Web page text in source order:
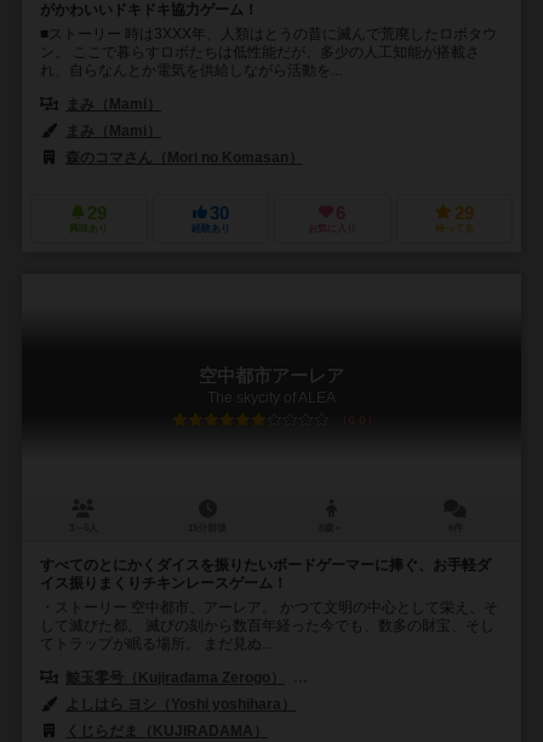
がかわいいドキドキ協力ゲーム！
■ストーリー 時は3XXX年、人類はとうの昔に滅んで荒廃したロボタウ
ン。 ここで暮らすロボたちは低性能だが、多少の人工知能が搭載さ
れ、自らなんとか電気を供給しながら活動を...
まみ（Mami）
まみ（Mami）
森のコマさん（Mori no Komasan）
29
興味あり
30
経験あり
6
お気に入り
29
持ってる
空中都市アーレア
The skycity of ALEA
6.0
すべてのとにかくダイスを振りたいボードゲーマーに捧ぐ、お手軽ダ
イス振りまくりチキンレースゲーム！
・ストーリー 空中都市、アーレア。 かつて文明の中心として栄え、そ
して滅びた都。 滅びの刻から数百年経った今でも、数多の財宝、そし
てトラップが眠る場所。 まだ見ぬ...
鯨玉零号（Kujiradama Zerogo）
よしはら ヨシ（Yoshi yoshihara）
くじらだま（KUJIRADAMA）